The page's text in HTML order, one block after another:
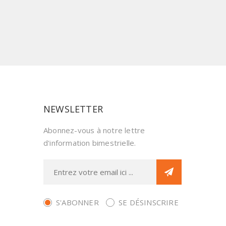
NEWSLETTER
Abonnez-vous à notre lettre
d'information bimestrielle.
S'ABONNER SE DÉSINSCRIRE